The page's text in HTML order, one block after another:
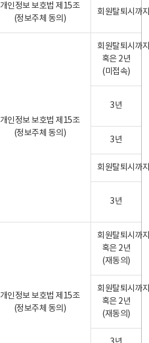
개인정보 보호법 제15조
(정보주체 동의)
회원탈퇴시까
개인정보 보호법 제15조
(정보주체 동의)
회원탈퇴시까
혹은 2년
(미접속)
3년
3년
회원탈퇴시까
3년
개인정보 보호법 제15조
(정보주체 동의)
회원탈퇴시까
혹은 2년
(재동의)
회원탈퇴시까
혹은 2년
(재동의)